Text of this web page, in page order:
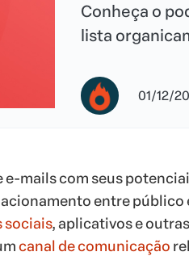
Conheça o
lista
01/12/
e-mails com seus
entre público
sociais, aplicativos e
canal de comunicação